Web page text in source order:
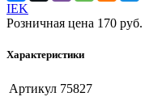
IEK
Розничная цена 170 руб.
Характеристики
Артикул 75827